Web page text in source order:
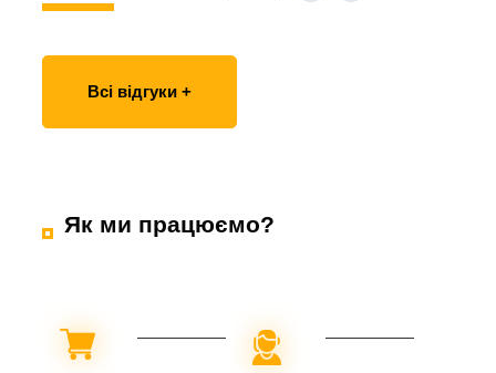
Всі відгуки +
Як ми працюємо?